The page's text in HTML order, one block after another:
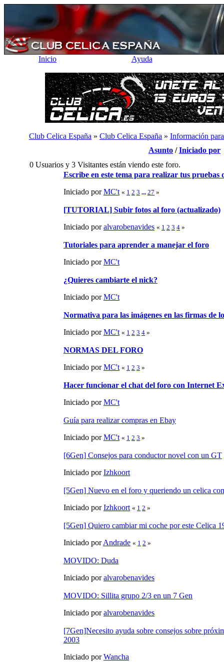
Inicio Ayuda
Club Celica España » Club Celica España » Información
Asunto /Iniciado por
0 Usuarios y 3 Visitantes están viendo este foro.
Escribe en este tema para realizar tus pruebas
Iniciado porMC't « 1 2 3 ... 27 »
[TUTORIAL] Subir fotos al foro (actualizado)
Iniciado poralvarobenavides « 1 2 3 4 »
Tutoriales para aprender a manejar el foro
Iniciado porMC't
¿Quieres cambiarte el nick?
Iniciado porMC't
Normativa para las imágenes en las firmas de
Iniciado porMC't « 1 2 3 4 »
NORMAS DEL FORO
Iniciado porMC't « 1 2 3 »
Hacer funcionar el chat del foro con Internet
Iniciado porMC't
Guía para realizar compras en Ebay
Iniciado porMC't « 1 2 3 »
[6Gen] Consejos para conductor novel con un GT
Iniciado porIzhkoort
[5Gen] Nuevo en el foro y queriendo un celica
Iniciado porIzhkoort « 1 2 »
[5Gen] Quiero cambiar mi coche por este Celica
Iniciado porAndrade « 1 2 »
MOVIDO: Duda
Iniciado poralvarobenavides
MOVIDO: Sillita grupo 2/3 en un 7 Gen
Iniciado poralvarobenavides
[7Gen]Necesito ayuda sobre consejos sobre
2003
Iniciado porWancha